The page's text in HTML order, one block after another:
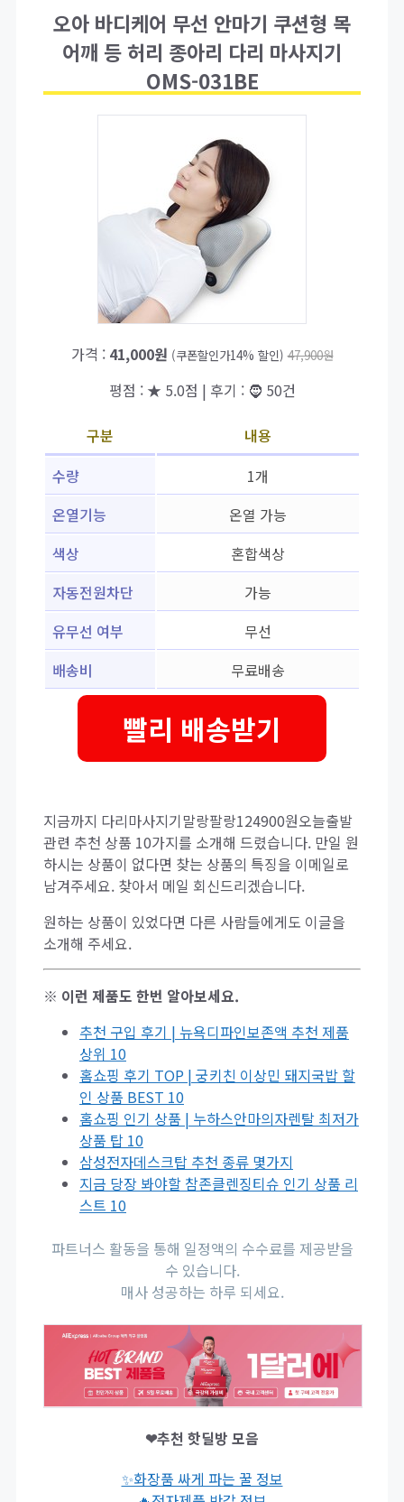
오아 바디케어 무선 안마기 쿠션형 목
어깨 등 허리 종아리 다리 마사지기
OMS-031BE
가격 : 41,000원 (쿠폰할인가14% 할인) 47,900원
평점 : ★ 5.0점 | 후기 : 🧔 50건
구분
내용
수량
1개
온열기능
온열 가능
색상
혼합색상
자동전원차단
가능
유무선 여부
무선
배송비
무료배송
빨리 배송받기
지금까지 다리마사지기말랑팔랑124900원오늘출발
관련 추천 상품 10가지를 소개해 드렸습니다. 만일 원
하시는 상품이 없다면 찾는 상품의 특징을 이메일로
남겨주세요. 찾아서 메일 회신드리겠습니다.
원하는 상품이 있었다면 다른 사람들에게도 이글을
소개해 주세요.
※ 이런 제품도 한번 알아보세요.
추천 구입 후기 | 뉴욕디파인보존액 추천 제품
상위 10
홈쇼핑 후기 TOP | 궁키친 이상민 돼지국밥 할
인 상품 BEST 10
홈쇼핑 인기 상품 | 누하스안마의자렌탈 최저가
상품 탑 10
삼성전자데스크탑 추천 종류 몇가지
지금 당장 봐야할 참존클렌징티슈 인기 상품 리
스트 10
파트너스 활동을 통해 일정액의 수수료를 제공받을
수 있습니다.
매사 성공하는 하루 되세요.
❤추천 핫딜방 모음
✨화장품 싸게 파는 꿀 정보